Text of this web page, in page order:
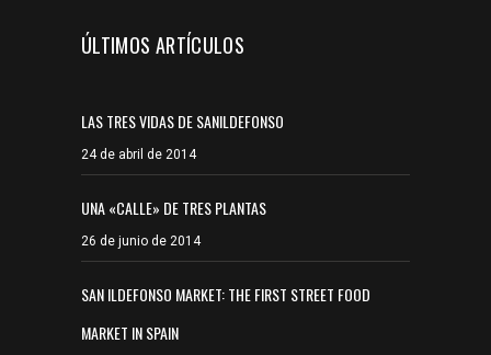
ÚLTIMOS ARTÍCULOS
LAS TRES VIDAS DE SANILDEFONSO
24 de abril de 2014
UNA «CALLE» DE TRES PLANTAS
26 de junio de 2014
SAN ILDEFONSO MARKET: THE FIRST STREET FOOD
MARKET IN SPAIN